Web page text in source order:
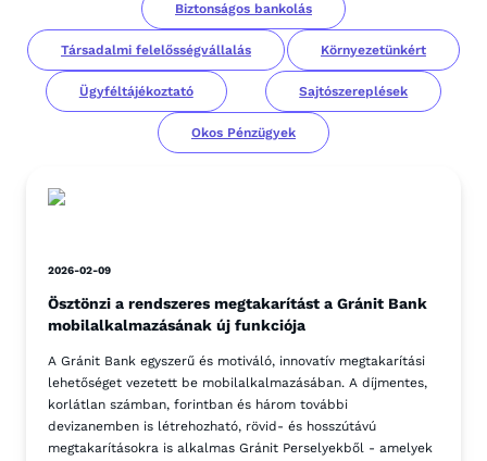
Befektetőknek
Biztonságos bankolás
Társadalmi felelősségvállalás Környezetünkért
Ügyféltájékoztató Sajtószereplések
Okos Pénzügyek
2026-02-09
Ösztönzi a rendszeres megtakarítást a Gránit Bank
mobilalkalmazásának új funkciója
A Gránit Bank egyszerű és motiváló, innovatív megtakarítási
lehetőséget vezetett be mobilalkalmazásában. A díjmentes,
korlátlan számban, forintban és három további
devizanemben is létrehozható, rövid- és hosszútávú
megtakarításokra is alkalmas Gránit Perselyekből - amelyek